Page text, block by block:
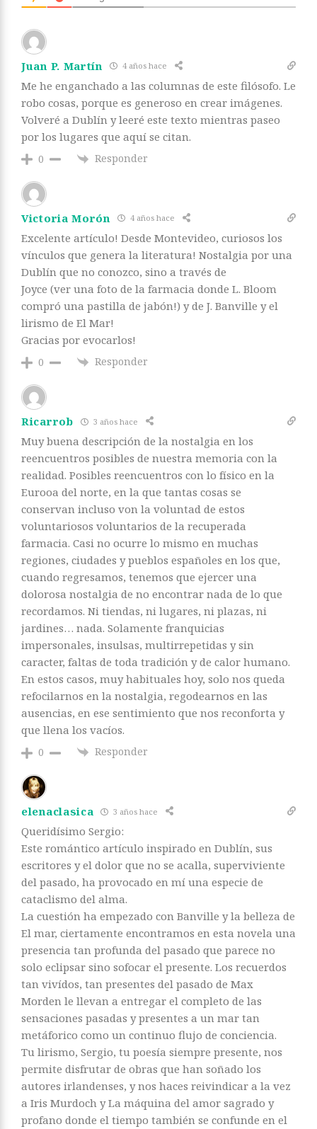
Juan P. Martín 4 años hace
Me he enganchado a las columnas de este filósofo. Le
robo cosas, porque es generoso en crear imágenes.
Volveré a Dublín y leeré este texto mientras paseo
por los lugares que aquí se citan.
0 Responder
Victoria Morón 4 años hace
Excelente artículo! Desde Montevideo, curiosos los
vínculos que genera la literatura! Nostalgia por una
Dublín que no conozco, sino a través de
Joyce (ver una foto de la farmacia donde L. Bloom
compró una pastilla de jabón!) y de J. Banville y el
lirismo de El Mar!
Gracias por evocarlos!
0 Responder
Ricarrob 3 años hace
Muy buena descripción de la nostalgia en los
reencuentros posibles de nuestra memoria con la
realidad. Posibles reencuentros con lo físico en la
Eurooa del norte, en la que tantas cosas se
conservan incluso von la voluntad de estos
voluntariosos voluntarios de la recuperada
farmacia. Casi no ocurre lo mismo en muchas
regiones, ciudades y pueblos españoles en los que,
cuando regresamos, tenemos que ejercer una
dolorosa nostalgia de no encontrar nada de lo que
recordamos. Ni tiendas, ni lugares, ni plazas, ni
jardines… nada. Solamente franquicias
impersonales, insulsas, multirrepetidas y sin
caracter, faltas de toda tradición y de calor humano.
En estos casos, muy habituales hoy, solo nos queda
refocilarnos en la nostalgia, regodearnos en las
ausencias, en ese sentimiento que nos reconforta y
que llena los vacíos.
0 Responder
elenaclasica 3 años hace
Queridísimo Sergio:
Este romántico artículo inspirado en Dublín, sus
escritores y el dolor que no se acalla, superviviente
del pasado, ha provocado en mí una especie de
cataclismo del alma.
La cuestión ha empezado con Banville y la belleza de
El mar, ciertamente encontramos en esta novela una
presencia tan profunda del pasado que parece no
solo eclipsar sino sofocar el presente. Los recuerdos
tan vivídos, tan presentes del pasado de Max
Morden le llevan a entregar el completo de las
sensaciones pasadas y presentes a un mar tan
metáforico como un continuo flujo de conciencia.
Tu lirismo, Sergio, tu poesía siempre presente, nos
permite disfrutar de obras que han soñado los
autores irlandenses, y nos haces reivindicar a la vez
a Iris Murdoch y La máquina del amor sagrado y
profano donde el tiempo también se confunde en el